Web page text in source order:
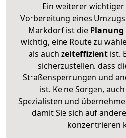
Ein weiterer
Vorbereitung eines
Markdorf ist die Planung
wichtig, eine Route zu
als auch zeiteffizientist.
sicherzustellen, dass
Straßensperrungen und
ist. Keine Sorgen,
Spezialisten und
damit Sie sich auf
konzentrieren